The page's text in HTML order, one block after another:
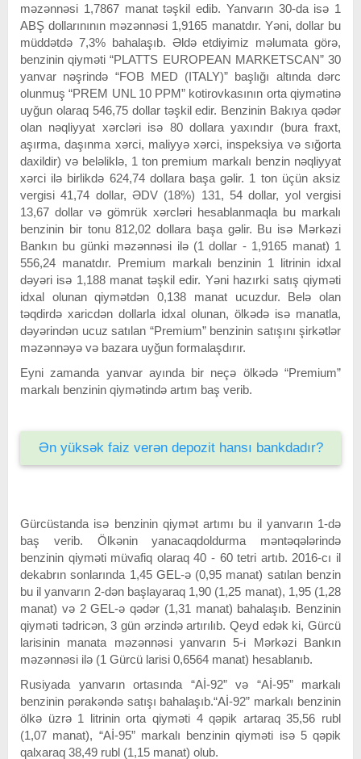
məzənnəsi 1,7867 manat təşkil edib. Yanvarın 30-da isə 1
ABŞ dollarınının məzənnəsi 1,9165 manatdır. Yəni, dollar bu
müddətdə 7,3% bahalaşıb. Əldə etdiyimiz məlumata görə,
benzinin qiyməti “PLATTS EUROPEAN MARKETSCAN” 30
yanvar nəşrində “FOB MED (ITALY)” başlığı altında dərc
olunmuş “PREM UNL 10 PPM” kotirovkasının orta qiymətinə
uyğun olaraq 546,75 dollar təşkil edir. Benzinin Bakıya qədər
olan nəqliyyat xərcləri isə 80 dollara yaxındır (bura fraxt,
aşırma, daşınma xərci, maliyyə xərci, inspeksiya və sığorta
daxildir) və beləliklə, 1 ton premium markalı benzin nəqliyyat
xərci ilə birlikdə 624,74 dollara başa gəlir. 1 ton üçün aksiz
vergisi 41,74 dollar, ƏDV (18%) 131, 54 dollar, yol vergisi
13,67 dollar və gömrük xərcləri hesablanmaqla bu markalı
benzinin bir tonu 812,02 dollara başa gəlir. Bu isə Mərkəzi
Bankın bu günki məzənnəsi ilə (1 dollar - 1,9165 manat) 1
556,24 manatdır. Premium markalı benzinin 1 litrinin idxal
dəyəri isə 1,188 manat təşkil edir. Yəni hazırki satış qiyməti
idxal olunan qiymətdən 0,138 manat ucuzdur. Belə olan
təqdirdə xaricdən dollarla idxal olunan, ölkədə isə manatla,
dəyərindən ucuz satılan “Premium” benzinin satışını şirkətlər
məzənnəyə və bazara uyğun formalaşdırır.
Eyni zamanda yanvar ayında bir neçə ölkədə “Premium”
markalı benzinin qiymətində artım baş verib.
Ən yüksək faiz verən depozit hansı bankdadır?
Gürcüstanda isə benzinin qiymət artımı bu il yanvarın 1-də
baş verib. Ölkənin yanacaqdoldurma məntəqələrində
benzinin qiyməti müvafiq olaraq 40 - 60 tetri artıb. 2016-cı il
dekabrın sonlarında 1,45 GEL-ə (0,95 manat) satılan benzin
bu il yanvarın 2-dən başlayaraq 1,90 (1,25 manat), 1,95 (1,28
manat) və 2 GEL-ə qədər (1,31 manat) bahalaşıb. Benzinin
qiyməti tədricən, 3 gün ərzində artırılıb. Qeyd edək ki, Gürcü
larisinin manata məzənnəsi yanvarın 5-i Mərkəzi Bankın
məzənnəsi ilə (1 Gürcü larisi 0,6564 manat) hesablanıb.
Rusiyada yanvarın ortasında “Aİ-92” və “Aİ-95” markalı
benzinin pərakəndə satışı bahalaşıb.“Aİ-92” markalı benzinin
ölkə üzrə 1 litrinin orta qiyməti 4 qəpik artaraq 35,56 rubl
(1,07 manat), “Aİ-95” markalı benzinin qiyməti isə 5 qəpik
qalxaraq 38,49 rubl (1,15 manat) olub.